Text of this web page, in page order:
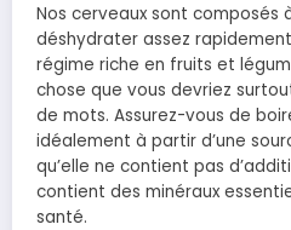
Nos cerveaux sont composés
déshydrater assez
régime riche en fruits et
chose que vous devriez
de mots. Assurez-vous de
idéalement à partir d’une
qu’elle ne contient pas
contient des minéraux
santé.